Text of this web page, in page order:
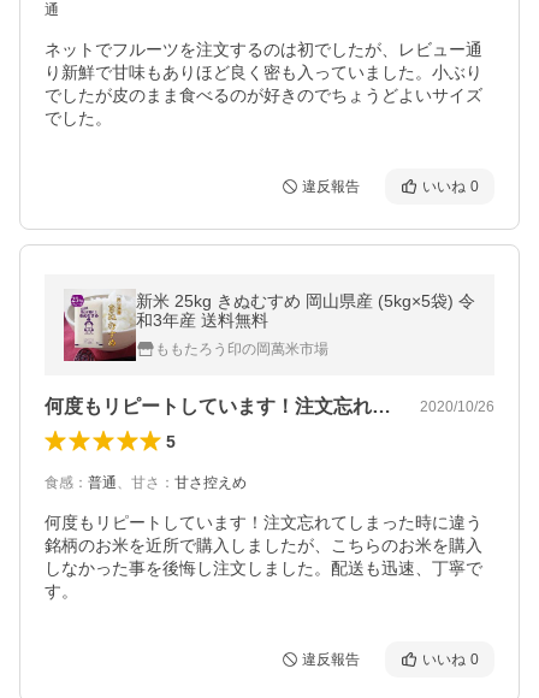
通
ネットでフルーツを注文するのは初でしたが、レビュー通
り新鮮で甘味もありほど良く密も入っていました。小ぶり
でしたが皮のまま食べるのが好きのでちょうどよいサイズ
でした。
違反報告 いいね 0
新米 25kg きぬむすめ 岡山県産 (5kg×5袋) 令
和3年産 送料無料
ももたろう印の岡萬米市場
何度もリピートしています！注文忘れてし… 2020/10/26
5
食感 ： 普通、 甘さ ： 甘さ控えめ
何度もリピートしています！注文忘れてしまった時に違う
銘柄のお米を近所で購入しましたが、こちらのお米を購入
しなかった事を後悔し注文しました。配送も迅速、丁寧で
す。
違反報告 いいね 0